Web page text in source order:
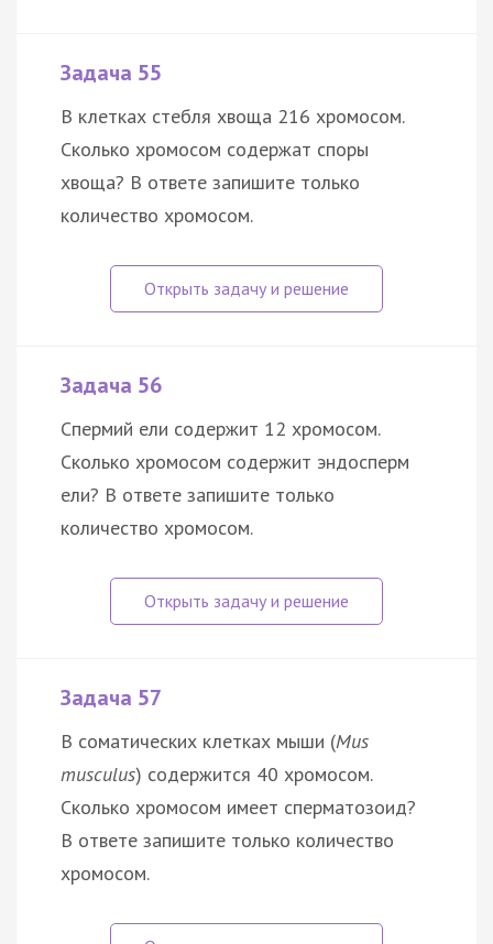
Задача 55
В клетках стебля хвоща 216 хромосом.
Сколько хромосом содержат споры
хвоща? В ответе запишите только
количество хромосом.
Задача 56
Спермий ели содержит 12 хромосом.
Сколько хромосом содержит эндосперм
ели? В ответе запишите только
количество хромосом.
Задача 57
В соматических клетках мыши (Mus
musculus) содержится 40 хромосом.
Сколько хромосом имеет сперматозоид?
В ответе запишите только количество
хромосом.